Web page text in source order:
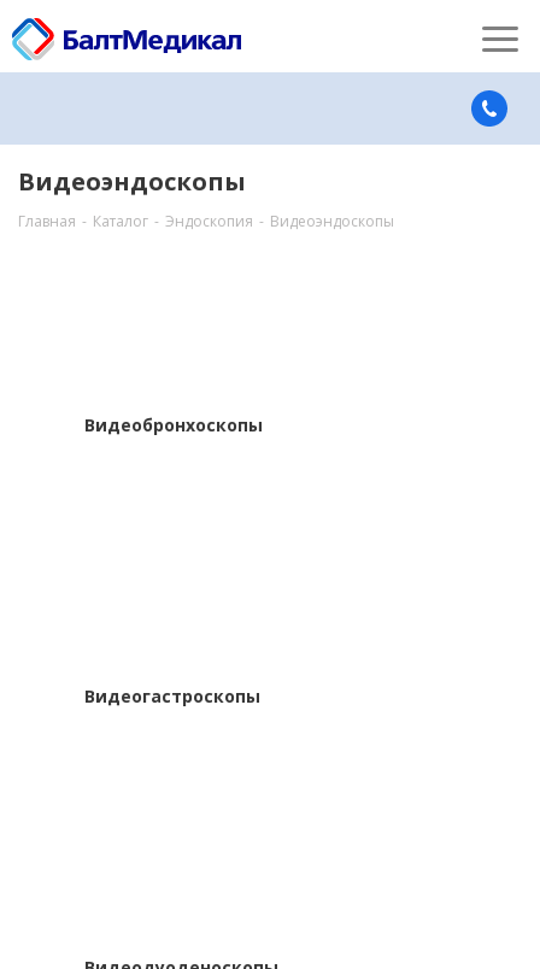
Видеоэндоскопы
Главная - Каталог - Эндоскопия - Видеоэндоскопы
Видеобронхоскопы
Видеогастроскопы